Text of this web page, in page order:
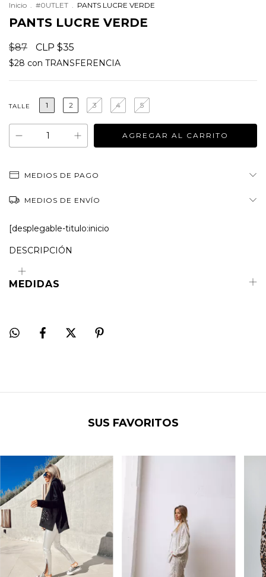
Inicio . #0UTLET . PANTS LUCRE VERDE
PANTS LUCRE VERDE
$87 $35
$28 con TRANSFERENCIA
TALLE 1 2 3 4 5
MEDIOS DE PAGO
MEDIOS DE ENVÍO
[desplegable-titulo:inicio
DESCRIPCIÓN
MEDIDAS
SUS FAVORITOS